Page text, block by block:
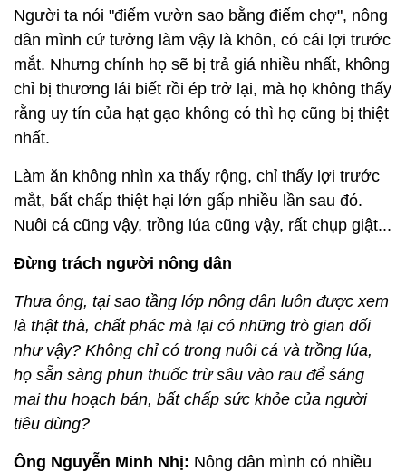
Người ta nói "điếm vườn sao bằng điếm chợ", nông
dân mình cứ tưởng làm vậy là khôn, có cái lợi trước
mắt. Nhưng chính họ sẽ bị trả giá nhiều nhất, không
chỉ bị thương lái biết rồi ép trở lại, mà họ không thấy
rằng uy tín của hạt gạo không có thì họ cũng bị thiệt
nhất.
Làm ăn không nhìn xa thấy rộng, chỉ thấy lợi trước
mắt, bất chấp thiệt hại lớn gấp nhiều lần sau đó.
Nuôi cá cũng vậy, trồng lúa cũng vậy, rất chụp giật...
Đừng trách người nông dân
Thưa ông, tại sao tầng lớp nông dân luôn được xem
là thật thà, chất phác mà lại có những trò gian dối
như vậy? Không chỉ có trong nuôi cá và trồng lúa,
họ sẵn sàng phun thuốc trừ sâu vào rau để sáng
mai thu hoạch bán, bất chấp sức khỏe của người
tiêu dùng?
Ông Nguyễn Minh Nhị: Nông dân mình có nhiều